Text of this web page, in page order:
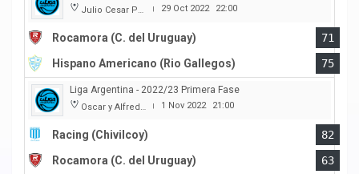
Julio Cesar Paccagnella | 29 Oct 2022 22:00
Rocamora (C. del Uruguay)
71
Hispano Americano (Rio Gallegos)
75
Liga Argentina - 2022/23 Primera Fase
Oscar y Alfredo Barca | 1 Nov 2022 21:00
Racing (Chivilcoy)
82
Rocamora (C. del Uruguay)
63